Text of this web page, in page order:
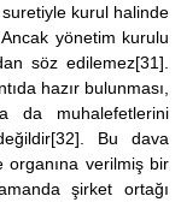
kurul halinde
yönetim kurulu
söz edilemez[31]
hazır bulunması,
da muhalefetlerini
[32] . Bu dava
organına verilmiş bir
şirket ortağı